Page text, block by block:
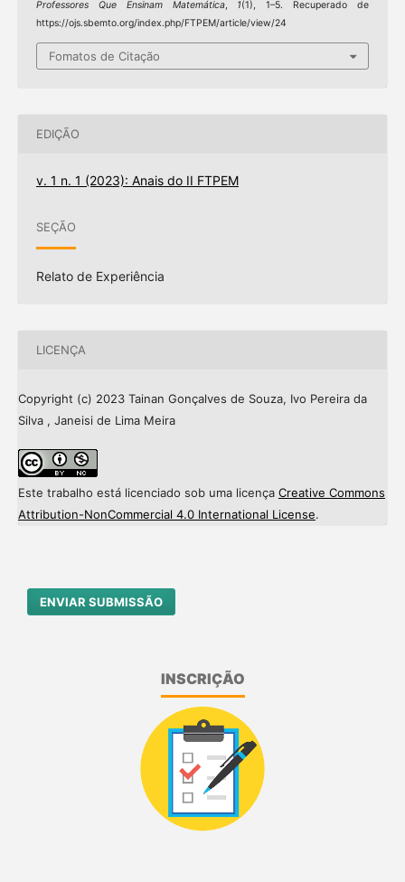
Professores Que Ensinam Matemática, 1(1), 1–5. Recuperado de
https://ojs.sbemto.org/index.php/FTPEM/article/view/24
Fomatos de Citação
EDIÇÃO
v. 1 n. 1 (2023): Anais do II FTPEM
SEÇÃO
Relato de Experiência
LICENÇA
Copyright (c) 2023 Tainan Gonçalves de Souza, Ivo Pereira da
Silva , Janeisi de Lima Meira
Este trabalho está licenciado sob uma licença Creative Commons
Attribution-NonCommercial 4.0 International License.
ENVIAR SUBMISSÃO
INSCRIÇÃO